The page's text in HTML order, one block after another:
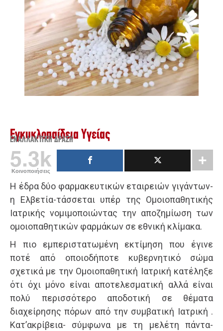
Εγκυκλοπαίδεια Υγείας
ΕΝΑΛΛΑΚΤΙΚΉ ΔΡΆΣΗ
5.3k
Κοινοποιήσεις
Η έδρα δύο φαρμακευτικών εταιρειών γιγάντων-
η Ελβετία-τάσσεται υπέρ της Ομοιοπαθητικής
Ιατρικής νομιμοποιώντας την αποζημίωση των
ομοιοπαθητικών φαρμάκων σε εθνική κλίμακα.
Η πιο εμπεριστατωμένη εκτίμηση που έγινε
ποτέ από οποιοδήποτε κυβερνητικό σώμα
σχετικά με την Ομοιοπαθητική Ιατρική κατέληξε
ότι όχι μόνο είναι αποτελεσματική αλλά είναι
πολύ περισσότερο αποδοτική σε θέματα
διαχείρησης πόρων από την συμβατική Ιατρική .
Κατ’ακρίβεια- σύμφωνα με τη μελέτη πάντα-